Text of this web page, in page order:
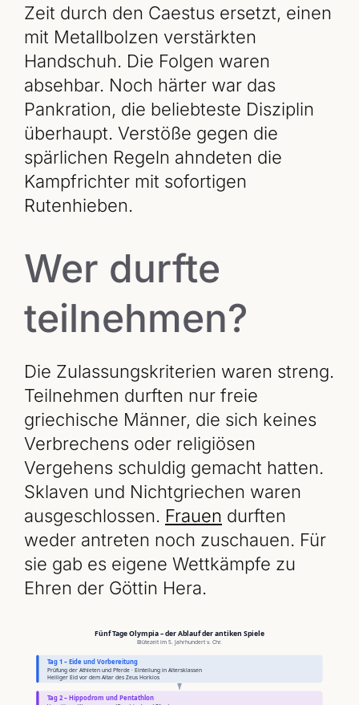
Zeit durch den Caestus ersetzt, einen
mit Metallbolzen verstärkten
Handschuh. Die Folgen waren
absehbar. Noch härter war das
Pankration, die beliebteste Disziplin
überhaupt. Verstöße gegen die
spärlichen Regeln ahndeten die
Kampfrichter mit sofortigen
Rutenhieben.
Wer durfte
teilnehmen?
Die Zulassungskriterien waren streng.
Teilnehmen durften nur freie
griechische Männer, die sich keines
Verbrechens oder religiösen
Vergehens schuldig gemacht hatten.
Sklaven und Nichtgriechen waren
ausgeschlossen. Frauen durften
weder antreten noch zuschauen. Für
sie gab es eigene Wettkämpfe zu
Ehren der Göttin Hera.